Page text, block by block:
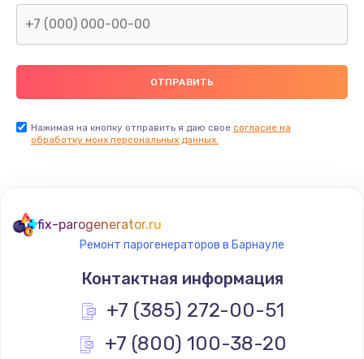
Нажимая на кнопку отправить я даю свое согласие на
обработку моих персональных данных.
fix-parogenerator.ru
Ремонт парогенераторов в Барнауле
Контактная информация
+7 (385) 272-00-51
+7 (800) 100-38-20